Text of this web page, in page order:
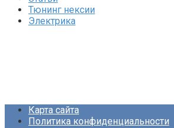
Тюнинг нексии
Электрика
Карта сайта
Политика конфиденциальности